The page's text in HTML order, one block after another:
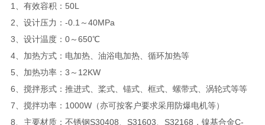
1、有效容积：50L
2、设计压力：-0.1～40MPa
3、设计温度：0～650℃
4、加热方式：电加热、油浴电加热、循环加热等
5、加热功率：3～12KW
6、搅拌形式：推进式、桨式、锚式、框式、螺带式、涡轮式等等
7、搅拌功率：1000W（亦可按客户要求采用防爆电机等）
8、主要材质：不锈钢S30408、S31603、S32168，镍基合金C-